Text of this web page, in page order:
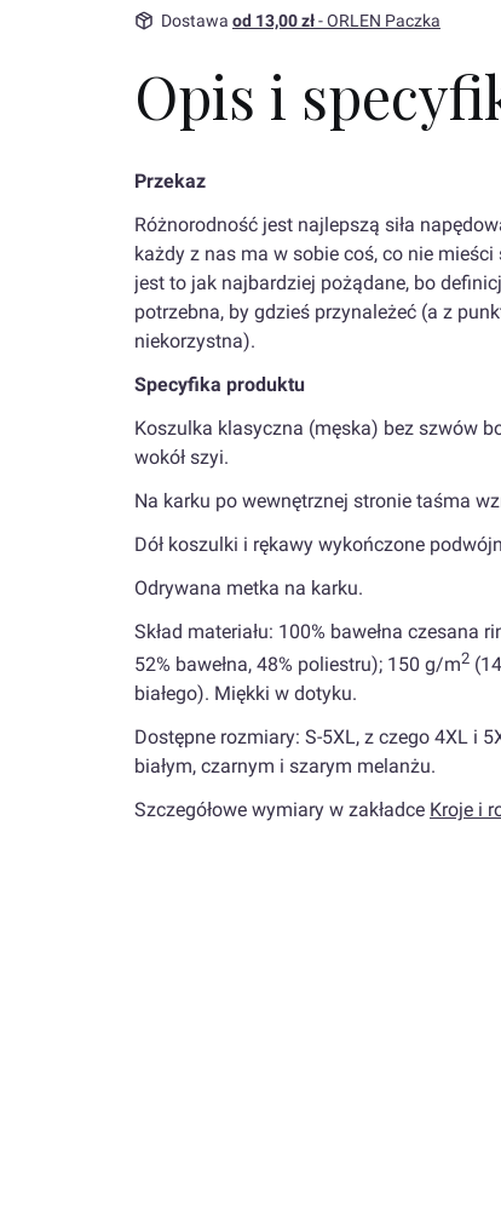
Dostawa od 13,00 zł- ORLEN Paczka
Opis i
Przekaz
Różnorodność jest najlepszą siła
każdy z nas ma w sobie coś, co nie
jest to jak najbardziej pożądane, bo
potrzebna, by gdzieś przynależeć (a z
niekorzystna).
Specyfika produktu
Koszulka klasyczna (męska) bez szwów
wokół szyi.
Na karku po wewnętrznej stronie taśma
Dół koszulki i rękawy wykończone
Odrywana metka na karku.
Skład materiału: 100% bawełna czesana
52% bawełna, 48% poliestru); 150 g/m2
białego). Miękki w dotyku.
Dostępne rozmiary: S-5XL, z czego 4XL i
białym, czarnym i szarym melanżu.
Szczegółowe wymiary w zakładce Kroje i